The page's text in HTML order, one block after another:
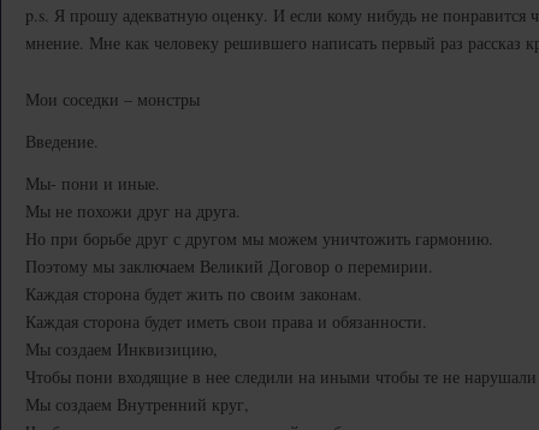
p.s. Я прошу адекватную оценку. И если кому нибудь не понравится
мнение. Мне как человеку решившего написать первый раз рассказ
Мои соседки – монстры
Введение.
Мы- пони и иные.
Мы не похожи друг на друга.
Но при борьбе друг с другом мы можем уничтожить гармонию.
Поэтому мы заключаем Великий Договор о перемирии.
Каждая сторона будет жить по своим законам.
Каждая сторона будет иметь свои права и обязанности.
Мы создаем Инквизицию,
Чтобы пони входящие в нее следили на иными чтобы те не нарушали
Мы создаем Внутренний круг,